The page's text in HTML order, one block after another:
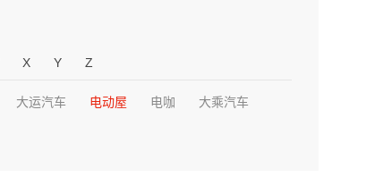
X Y Z
大运汽车 电动屋 电咖 大乘汽车